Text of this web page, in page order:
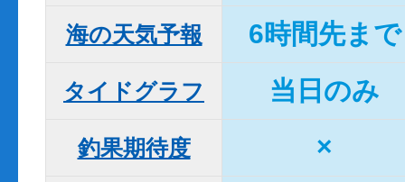
海の天気予報 6時間先まで
タイドグラフ 当日のみ
釣果期待度 ×